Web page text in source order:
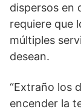
dispersos en
requiere que
múltiples
desean.
“Extraño los
encender la